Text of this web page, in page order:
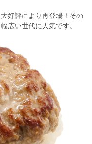
好評により再登場！その
広い世代に人気です。